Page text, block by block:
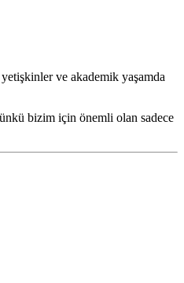
ve akademik yaşamda
bizim için önemli olan sadece